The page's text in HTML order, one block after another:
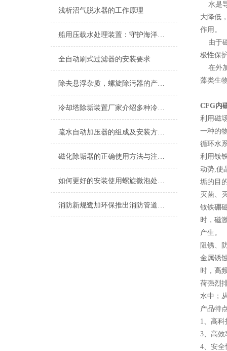
浅析沼气脱水器的工作原理
船用压载水处理装置：守护海洋生态的航运环保设备
全自动刷式过滤器的安装要求
除去悬浮杂质，螺旋除污器的产品功能
冷却塔除垢装置厂家介绍多种冷却塔清洗方式
疏水自动加压器的组成及安装方法说明
磁化除垢器的正确使用方法与注意事项
如何更好的安装使用螺旋微泡处理器
消防新规鹭加环保推出消防管道产品系列
水是导
大降低
作用。
由于磁
极性保
在外
藻类生
CFG内
利用磁
一种的
循环水
利用钕
动势,使
垢的目
灭菌、
钕铁硼
时，磁
产生。
阻锈、
金属锈
时，高
荷强烈
水中；
产品特
1、高
3、高效
4、安全